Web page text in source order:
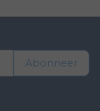
Abonneer